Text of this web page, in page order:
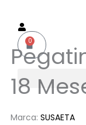
0
Carrito
18
Marca: SUSAETA